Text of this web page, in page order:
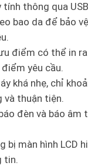
thông qua
bao da để bảo
điểm có thể in
yêu cầu.
khá nhẹ, chỉ
và thuận tiện.
đèn và báo âm
bị màn hình LCD
tin.